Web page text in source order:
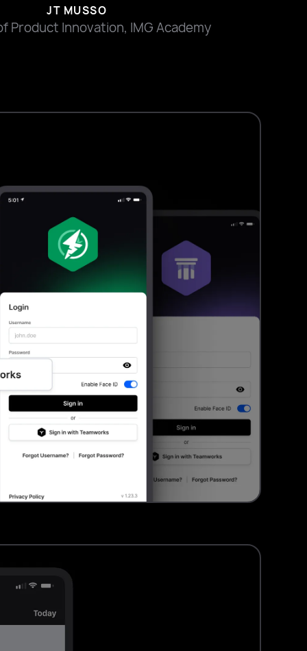
MICHAEL CUNNINGHAM
Technologies, Philadelphia Philles